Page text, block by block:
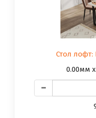
Стол
0.00мм